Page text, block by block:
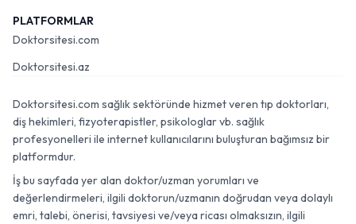
PLATFORMLAR
Doktorsitesi.com
Doktorsitesi.az
Doktorsitesi.com sağlık sektöründe hizmet veren tıp doktorları,
diş hekimleri, fizyoterapistler, psikologlar vb. sağlık
profesyonelleri ile internet kullanıcılarını buluşturan bağımsız bir
platformdur.
İş bu sayfada yer alan doktor/uzman yorumları ve
değerlendirmeleri, ilgili doktorun/uzmanın doğrudan veya dolaylı
emri, talebi, önerisi, tavsiyesi ve/veya ricası olmaksızın, ilgili